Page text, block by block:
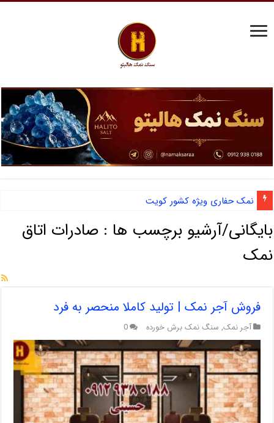
نمک حفاری ویژه کشور کویت
بایگانی/آرشیو برچسب ها : صادرات اتاق
نمک
فروش آجر نمک | تولید کاملا منحصر به فرد
آجر نمک, سنگ نمک برش خورده 0